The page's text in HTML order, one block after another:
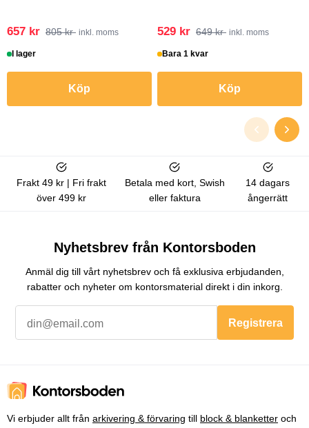
657 kr 805 kr inkl. moms
I lager
Köp
529 kr 649 kr inkl. moms
Bara 1 kvar
Köp
Frakt 49 kr | Fri frakt
över 499 kr
Betala med kort, Swish
eller faktura
14 dagars
ångerrätt
Nyhetsbrev från Kontorsboden
Anmäl dig till vårt nyhetsbrev och få exklusiva erbjudanden,
rabatter och nyheter om kontorsmaterial direkt i din inkorg.
Registrera
Vi erbjuder allt från arkivering & förvaring till block & blanketter och